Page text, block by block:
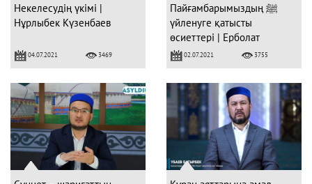
Некелесудің үкімі |
Нұрлыбек Күзенбаев
04.07.2021 3469
Пайғамбарымыздың ﷺ
үйленуге қатысты
өсиеттері | Ерболат
Жүсіпов
02.07.2021 3755